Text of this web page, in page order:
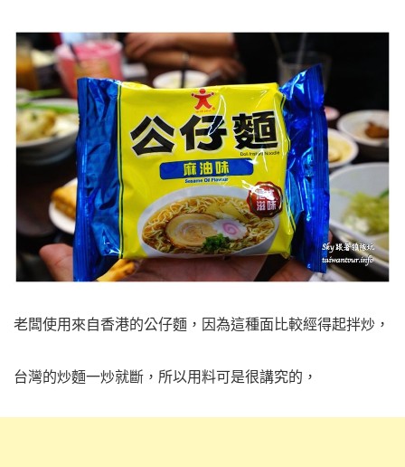
老闆使用來自香港的公仔麵，因為這種面比較經得起拌炒，
台灣的炒麵一炒就斷，所以用料可是很講究的，